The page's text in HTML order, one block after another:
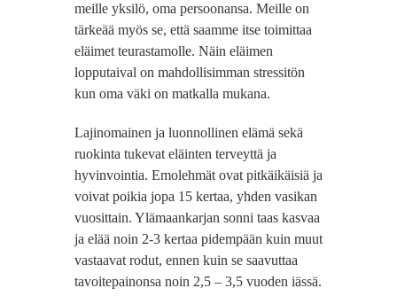
meille yksilö, oma persoonansa. Meille on
tärkeää myös se, että saamme itse toimittaa
eläimet teurastamolle. Näin eläimen
lopputaival on mahdollisimman stressitön
kun oma väki on matkalla mukana.
Lajinomainen ja luonnollinen elämä sekä
ruokinta tukevat eläinten terveyttä ja
hyvinvointia. Emolehmät ovat pitkäikäisiä ja
voivat poikia jopa 15 kertaa, yhden vasikan
vuosittain. Ylämaankarjan sonni taas kasvaa
ja elää noin 2-3 kertaa pidempään kuin muut
vastaavat rodut, ennen kuin se saavuttaa
tavoitepainonsa noin 2,5 – 3,5 vuoden iässä.